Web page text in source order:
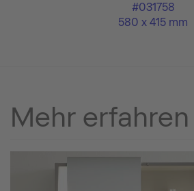
#031758
580 x 415 mm
Mehr erfahren